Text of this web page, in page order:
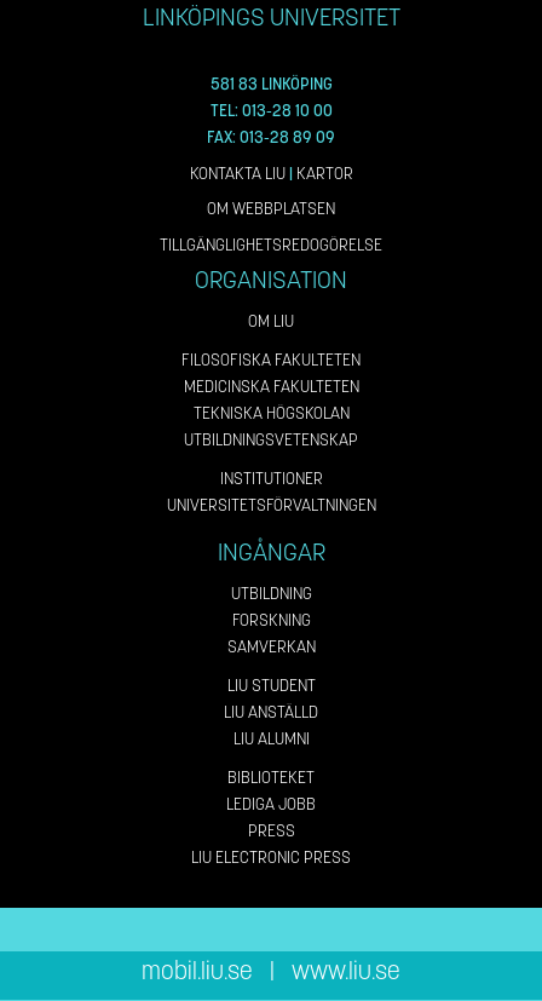
LINKÖPINGS UNIVERSITET
581 83 LINKÖPING
TEL: 013-28 10 00
FAX: 013-28 89 09
KONTAKTA LIU| KARTOR
OM WEBBPLATSEN
TILLGÄNGLIGHETSREDOGÖRELSE
ORGANISATION
OM LIU
FILOSOFISKA FAKULTETEN
MEDICINSKA FAKULTETEN
TEKNISKA HÖGSKOLAN
UTBILDNINGSVETENSKAP
INSTITUTIONER
UNIVERSITETSFÖRVALTNINGEN
INGÅNGAR
UTBILDNING
FORSKNING
SAMVERKAN
LIU STUDENT
LIU ANSTÄLLD
LIU ALUMNI
BIBLIOTEKET
LEDIGA JOBB
PRESS
LIU ELECTRONIC PRESS
mobil.liu.se | www.liu.se